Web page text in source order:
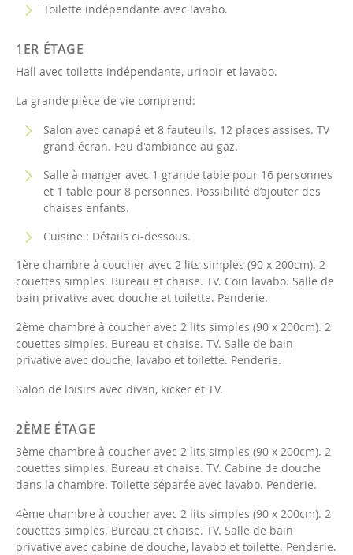
Toilette indépendante avec lavabo.
1ER ÉTAGE
Hall avec toilette indépendante, urinoir et lavabo.
La grande pièce de vie comprend:
Salon avec canapé et 8 fauteuils. 12 places assises. TV
grand écran. Feu d'ambiance au gaz.
Salle à manger avec 1 grande table pour 16 personnes
et 1 table pour 8 personnes. Possibilité d’ajouter des
chaises enfants.
Cuisine : Détails ci-dessous.
1ère chambre à coucher avec 2 lits simples (90 x 200cm). 2
couettes simples. Bureau et chaise. TV. Coin lavabo. Salle de
bain privative avec douche et toilette. Penderie.
2ème chambre à coucher avec 2 lits simples (90 x 200cm). 2
couettes simples. Bureau et chaise. TV. Salle de bain
privative avec douche, lavabo et toilette. Penderie.
Salon de loisirs avec divan, kicker et TV.
2ÈME ÉTAGE
3ème chambre à coucher avec 2 lits simples (90 x 200cm). 2
couettes simples. Bureau et chaise. TV. Cabine de douche
dans la chambre. Toilette séparée avec lavabo. Penderie.
4ème chambre à coucher avec 2 lits simples (90 x 200cm). 2
couettes simples. Bureau et chaise. TV. Salle de bain
privative avec cabine de douche, lavabo et toilette. Penderie.